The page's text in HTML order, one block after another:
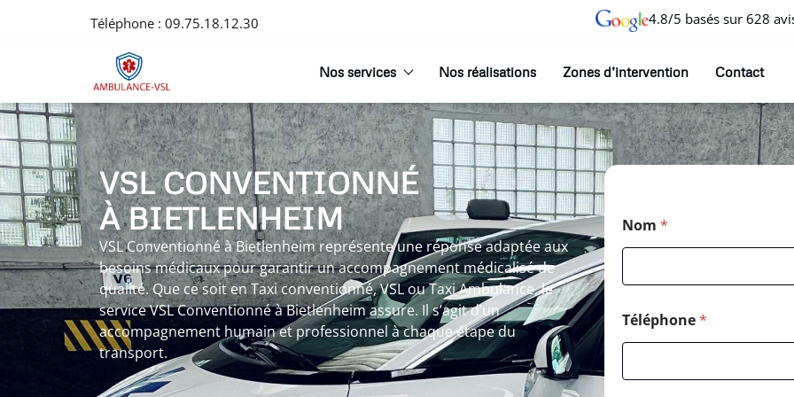
Téléphone : 09.75.18.12.30 4.8/5 basés sur 628
Nos services Nos réalisations Zones d’intervention Contact
VSL CONVENTIONNÉ
À BIETLENHEIM
VSL Conventionné à Bietlenheim représente une réponse adaptée aux
besoins médicaux pour garantir un accompagnement médicalisé de
qualité. Que ce soit en Taxi conventionné, VSL ou Taxi Ambulance, le
service VSL Conventionné à Bietlenheim assure. Il s’agit d’un
accompagnement humain et professionnel à chaque étape du
transport.
Nom *
Téléphone*